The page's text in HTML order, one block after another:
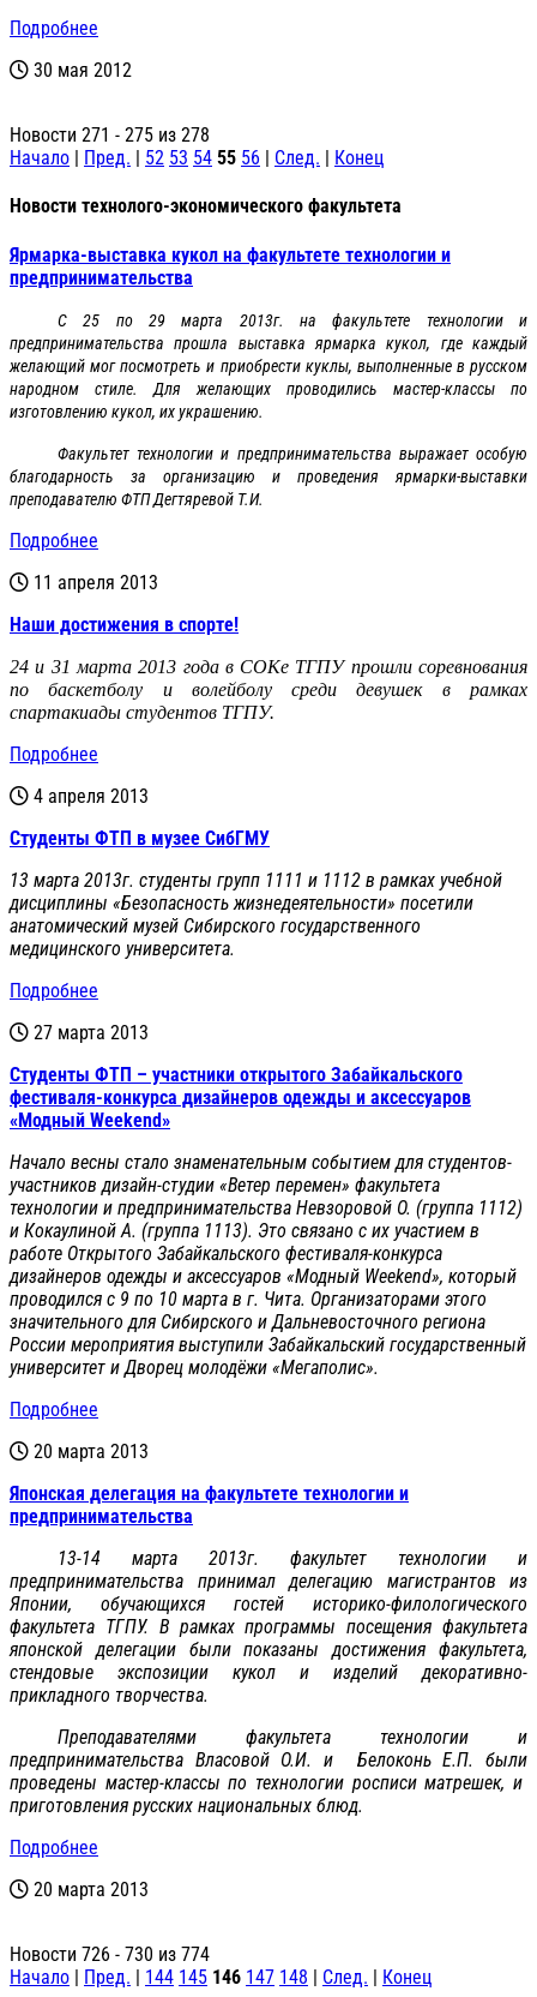
Подробнее
30 мая 2012
Новости 271 - 275 из 278
Начало | Пред. | 52 53 54 55 56 | След. | Конец
Новости технолого-экономического факультета
Ярмарка-выставка кукол на факультете технологии и
предпринимательства
С 25 по 29 марта 2013г. на факультете технологии и
предпринимательства прошла выставка ярмарка кукол, где каждый
желающий мог посмотреть и приобрести куклы, выполненные в русском
народном стиле. Для желающих проводились мастер-классы по
изготовлению кукол, их украшению.
Факультет технологии и предпринимательства выражает особую
благодарность за организацию и проведения ярмарки-выставки
преподавателю ФТП Дегтяревой Т.И.
Подробнее
11 апреля 2013
Наши достижения в спорте!
24 и 31 марта 2013 года в СОКе ТГПУ прошли соревнования
по баскетболу и волейболу среди девушек в рамках
спартакиады студентов ТГПУ.
Подробнее
4 апреля 2013
Студенты ФТП в музее СибГМУ
13 марта 2013г. студенты групп 1111 и 1112 в рамках учебной
дисциплины «Безопасность жизнедеятельности» посетили
анатомический музей Сибирского государственного
медицинского университета.
Подробнее
27 марта 2013
Студенты ФТП – участники открытого Забайкальского
фестиваля-конкурса дизайнеров одежды и аксессуаров
«Модный Weekend»
Начало весны стало знаменательным событием для студентов-
участников дизайн-студии «Ветер перемен» факультета
технологии и предпринимательства Невзоровой О. (группа 1112)
и Кокаулиной А. (группа 1113). Это связано с их участием в
работе Открытого Забайкальского фестиваля-конкурса
дизайнеров одежды и аксессуаров «Модный Weekend», который
проводился с 9 по 10 марта в г. Чита. Организаторами этого
значительного для Сибирского и Дальневосточного региона
России мероприятия выступили Забайкальский государственный
университет и Дворец молодёжи «Мегаполис».
Подробнее
20 марта 2013
Японская делегация на факультете технологии и
предпринимательства
13-14 марта 2013г. факультет технологии и
предпринимательства принимал делегацию магистрантов из
Японии, обучающихся гостей историко-филологического
факультета ТГПУ. В рамках программы посещения факультета
японской делегации были показаны достижения факультета,
стендовые экспозиции кукол и изделий декоративно-
прикладного творчества.
Преподавателями факультета технологии и
предпринимательства Власовой О.И. и Белоконь Е.П. были
проведены мастер-классы по технологии росписи матрешек, и
приготовления русских национальных блюд.
Подробнее
20 марта 2013
Новости 726 - 730 из 774
Начало | Пред. | 144 145 146 147 148 | След. | Конец